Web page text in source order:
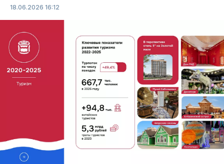
18.06.2026 16:12